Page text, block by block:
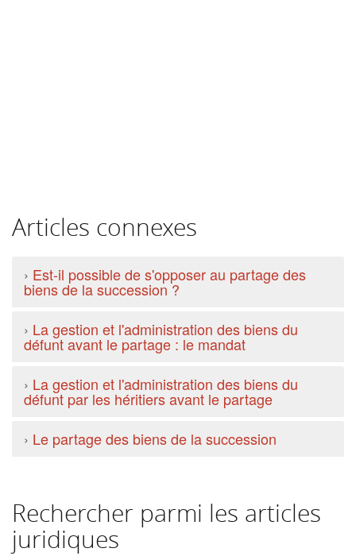
Articles connexes
› Est-il possible de s'opposer au partage des
biens de la succession ?
› La gestion et l'administration des biens du
défunt avant le partage : le mandat
› La gestion et l'administration des biens du
défunt par les héritiers avant le partage
› Le partage des biens de la succession
Rechercher parmi les articles
juridiques